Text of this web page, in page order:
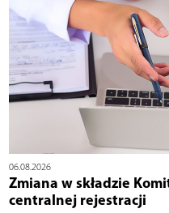
06.08.2026
Zmiana w składzie
centralnej rejestracji